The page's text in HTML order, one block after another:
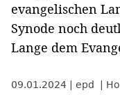
evangelischen
Synode noch
Lange dem
09.01.2024 epd